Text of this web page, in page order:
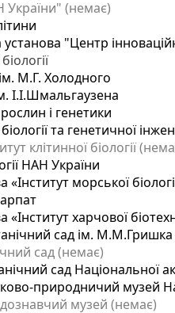
(немає)
"Центр
М.Г. Холодного
І.І.Шмальгаузена
рослин і генетики
та генетичної
клітинної біології
НАН України
морської
харчової
сад ім. М.М.Гришка
сад (немає)
сад Національної
природничий музей
музей (немає)